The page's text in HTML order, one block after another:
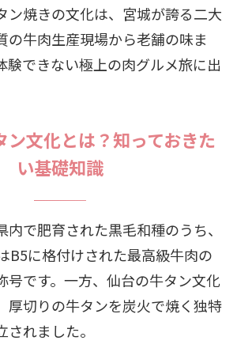
ン焼きの文化は、宮城が誇る二大
の牛肉生産現場から老舗の味ま
験できない極上の肉グルメ旅に出
ン文化とは？知っておきた
い基礎知識
で肥育された黒毛和種のうち、
B5に格付けされた最高級牛肉の
号です。一方、仙台の牛タン文化
厚切りの牛タンを炭火で焼く独特
れました。